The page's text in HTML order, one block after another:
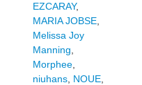
EZCARAY,
MARIA JOBSE,
Melissa Joy
Manning
Morphee,
niuhans, NOUE,